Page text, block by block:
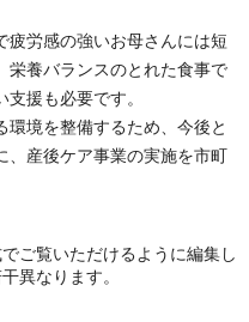
疲労感の強いお母さんには短
栄養バランスのとれた食事で
援も必要です。
境を整備するため、今後と
、産後ケア事業の実施を市町
ご覧いただけるように編集し
異なります。